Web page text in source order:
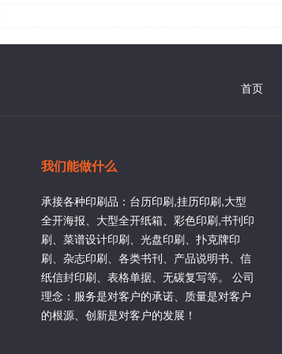
首页
我们能做什么
承接各种印刷品：台历印刷,挂历印刷,大型
全开海报、大型全开纸箱、彩色印刷,书刊印
刷、菜谱设计印刷、光盘印刷、扑克牌印
刷、杂志印刷、各类书刊、产品说明书、信
纸信封印刷、表格单据、无碳复写等。 公司
理念：服务是对客户的承诺、质量是对客户
的根源、创新是对客户的发展！